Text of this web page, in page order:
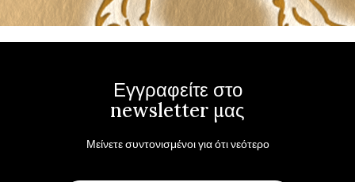
Εγγραφείτε στο
newsletter μας
Μείνετε συντονισμένοι για ότι νεότερο